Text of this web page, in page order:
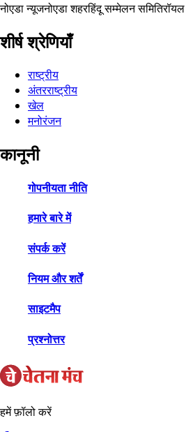
नोएडा न्यूजनोएडा शहरहिंदू सम्मेलन समिति
शीर्ष श्रेणियाँ
राष्ट्रीय
अंतरराष्ट्रीय
खेल
मनोरंजन
कानूनी
गोपनीयता नीति
हमारे बारे में
संपर्क करें
नियम और शर्तें
साइटमैप
प्रश्नोत्तर
हमें फ़ॉलो करें